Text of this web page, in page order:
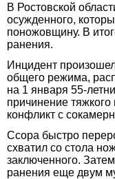
В Ростовской
осужденного,
поножовщину. В
ранения.
Инцидент
общего режима,
на 1 января 55-
причинение
конфликт с
Ссора быстро
схватил со стола
заключенного.
ранения еще двум